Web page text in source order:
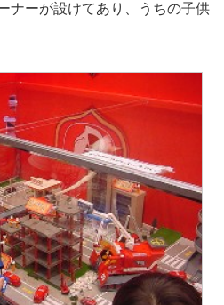
ナーが設けてあり、うちの子供